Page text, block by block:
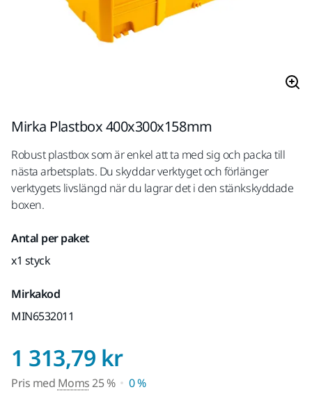
Mirka Plastbox 400x300x158mm
Robust plastbox som är enkel att ta med sig och packa till
nästa arbetsplats. Du skyddar verktyget och förlänger
verktygets livslängd när du lagrar det i den stänkskyddade
boxen.
Antal per paket
x1 styck
Mirkakod
MIN6532011
1 313,79 krPris med Moms
Pris med Moms25 %
0 %